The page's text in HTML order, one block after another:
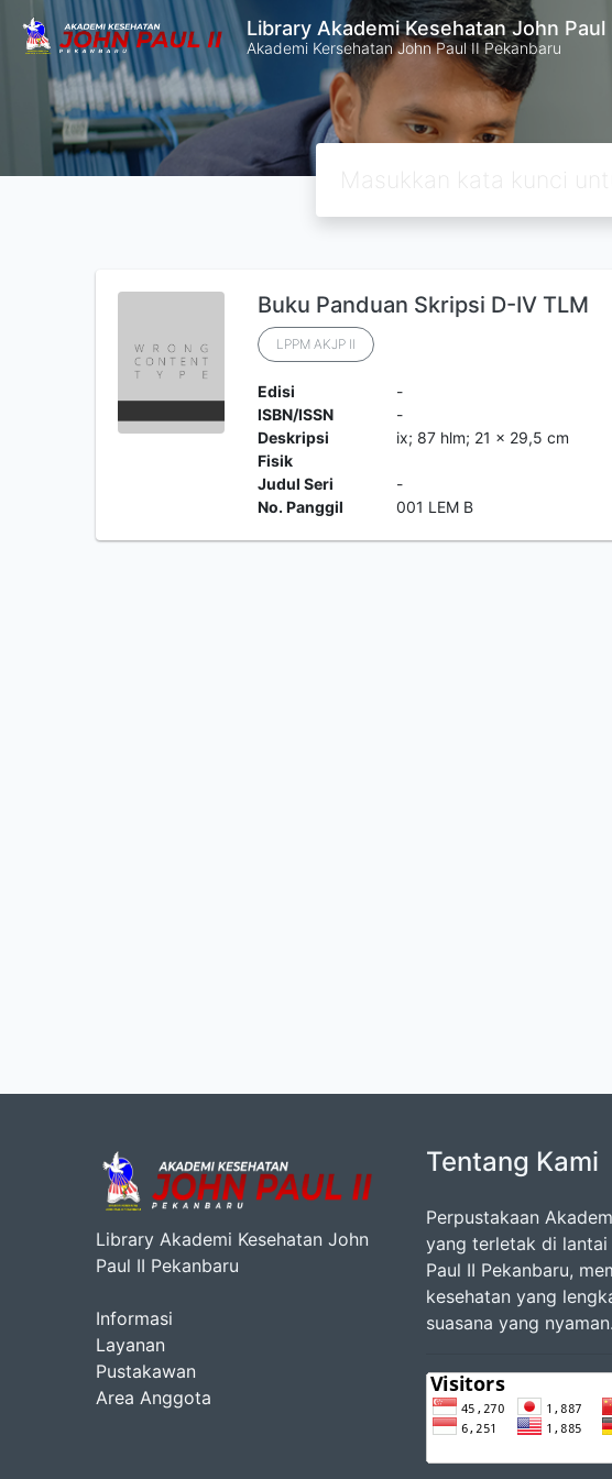
Library Akademi Kesehatan John Paul
Akademi Kersehatan John Paul II Pekanbaru
Buku Panduan Skripsi D-IV TLM
LPPM AKJP II
Edisi
-
ISBN/ISSN
-
Deskripsi
Fisik
ix; 87 hlm; 21 x 29,5 cm
Judul Seri
-
No. Panggil
001 LEM B
Library Akademi Kesehatan John
Paul II Pekanbaru
Informasi
Layanan
Pustakawan
Area Anggota
Tentang Kami
Perpustakaan
yang terletak di lantai
Paul II Pekanbaru,
kesehatan yang
suasana yang nyaman.